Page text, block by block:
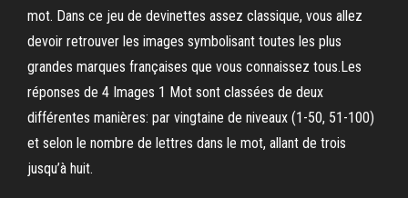
mot. Dans ce jeu de devinettes assez classique, vous allez
devoir retrouver les images symbolisant toutes les plus
grandes marques françaises que vous connaissez tous.Les
réponses de 4 Images 1 Mot sont classées de deux
différentes manières: par vingtaine de niveaux (1-50, 51-100)
et selon le nombre de lettres dans le mot, allant de trois
jusqu’à huit.